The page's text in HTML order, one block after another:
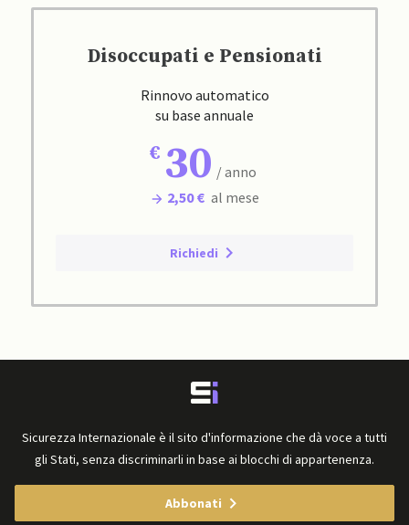
Disoccupati e Pensionati
Rinnovo automatico
su base annuale
30 / anno
2,50 € al mese
Richiedi
Sicurezza Internazionale è il sito d'informazione che dà voce a tutti
gli Stati, senza discriminarli in base ai blocchi di appartenenza.
Abbonati